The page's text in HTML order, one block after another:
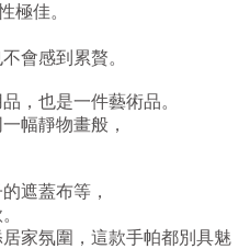
極佳。
會感到累贅。
，也是一件藝術品。
幅靜物畫般，
遮蓋布等，
家氛圍，這款手帕都別具魅